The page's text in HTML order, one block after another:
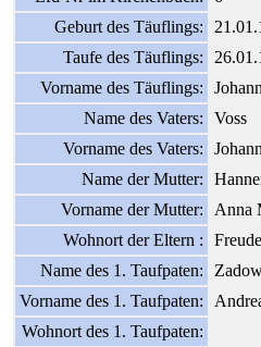
Geburt des Täuflings:
Taufe des Täuflings:
Vorname des Täuflings:
Johann
Name des Vaters:
Voss
Vorname des Vaters:
Johann
Name der Mutter:
Vorname der Mutter:
Anna
Wohnort der Eltern :
Name des 1. Taufpaten:
Vorname des 1. Taufpaten:
Wohnort des 1. Taufpaten: